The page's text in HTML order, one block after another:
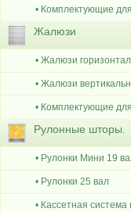
• Комплектующие
Жалюзи
• Жалюзи
• Жалюзи
• Комплектующие
Рулонные шторы.
• Рулонки Мини 19
• Рулонки 25 вал
• Кассетная